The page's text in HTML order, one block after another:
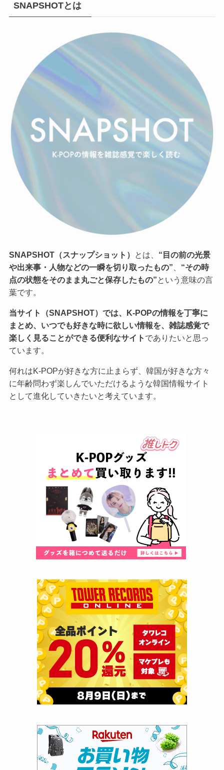
SNAPSHOTとは
SNAPSHOT（スナップショット） とは、 “目の前の光景
や出来事・人物などの一瞬を切り取ったもの”
“その時
点の状態をそのまま丸ごと保存したもの” という意味の言
葉です。
当サイト（SNAPSHOT）では、K-POPの情報を丁寧に
まとめ、いつでも好きな時に欲しい情報を、雑誌感覚で
楽しく見ることができる便利なサイト でありたいと思っ
ています。
何れはK-POPが好きな方に止まらず、韓国が好きな方々
に年齢問わず楽しんでいただけるような韓国情報サイト
として進化していきたいと考えています。